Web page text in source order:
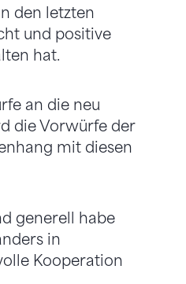
den letzten
und positive
hat.
an die neu
die Vorwürfe der
mit diesen
generell habe
in
Kooperation